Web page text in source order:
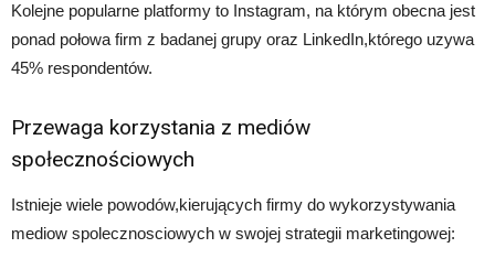
Kolejne popularne platformy to Instagram, na którym obecna jest
ponad połowa firm z badanej grupy oraz LinkedIn,którego uzywa
45% respondentów.
Przewaga korzystania z mediów
społecznościowych
Istnieje wiele powodów,kierujących firmy do wykorzystywania
mediow spolecznosciowych w swojej strategii marketingowej: